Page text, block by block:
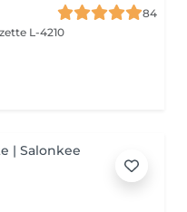
84
L-4210